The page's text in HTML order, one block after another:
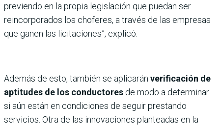
previendo en la propia legislación que puedan ser
reincorporados los choferes, a través de las empresas
que ganen las licitaciones”, explicó.
Además de esto, también se aplicarán verificación de
aptitudes de los conductores de modo a determinar
si aún están en condiciones de seguir prestando
servicios. Otra de las innovaciones planteadas en la